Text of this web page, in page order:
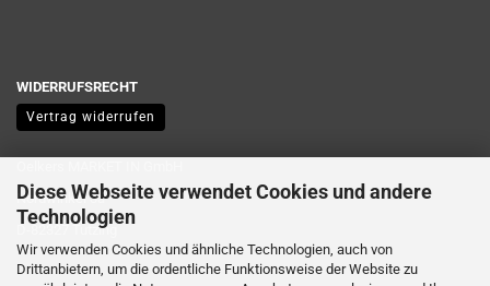
Diese Webseite verwendet Cookies und andere
Technologien
Wir verwenden Cookies und ähnliche Technologien, auch von
Drittanbietern, um die ordentliche Funktionsweise der Website zu
WIDERRUFSRECHT
Vertrag widerrufen
Nordwinkel 3a
D-82327 Tutzing